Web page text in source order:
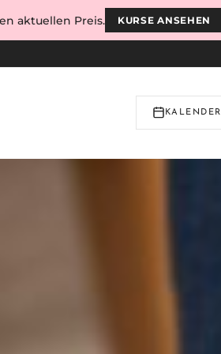
KALENDER
aktuellen Preis. KURSE ANSEHEN